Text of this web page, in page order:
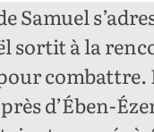
Samuel
sortit à la
combattre.
d’Ében-